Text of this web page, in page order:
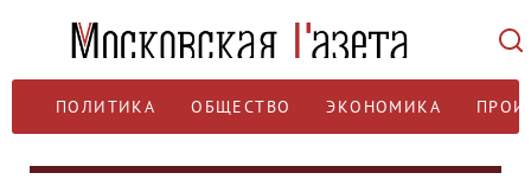
ПОЛИТИКА ОБЩЕСТВО ЭКОНОМИКА